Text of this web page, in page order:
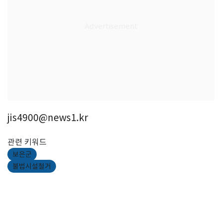
jis4900@news1.kr
관련 키워드
보은군
불법시설철거